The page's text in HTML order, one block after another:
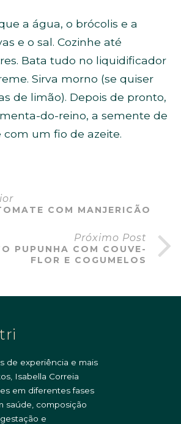
a água, o brócolis e a
e o sal. Cozinhe até
Bata tudo no liquidificador
Sirva morno (se quiser
de limão). Depois de pronto,
do-reino, a semente de
com um fio de azeite.
COM MANJERICÃO
Próximo Post
PUPUNHA COM COUVE-
FLOR E COGUMELOS
de experiência e mais
Isabella Correia
em diferentes fases
saúde, composição
e